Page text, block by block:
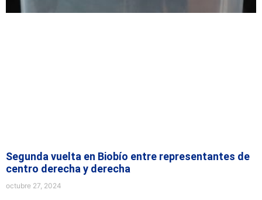
Segunda vuelta en Biobío entre representantes de
centro derecha y derecha
octubre 27, 2024